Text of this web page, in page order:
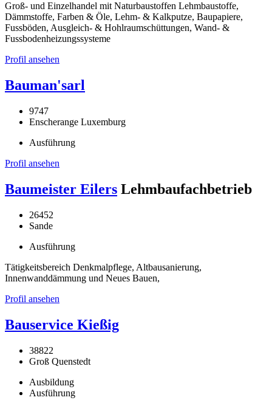
Groß- und Einzelhandel mit Naturbaustoffen Lehmbaustoffe,
Dämmstoffe, Farben & Öle, Lehm- & Kalkputze, Baupapiere,
Fussböden, Ausgleich- & Hohlraumschüttungen, Wand- &
Fussbodenheizungssysteme
Profil ansehen
Bauman'sarl
9747
Enscherange Luxemburg
Ausführung
Profil ansehen
Baumeister Eilers Lehmbaufachbetrieb
26452
Sande
Ausführung
Tätigkeitsbereich Denkmalpflege, Altbausanierung,
Innenwanddämmung und Neues Bauen,
Profil ansehen
Bauservice Kießig
38822
Groß Quenstedt
Ausbildung
Ausführung